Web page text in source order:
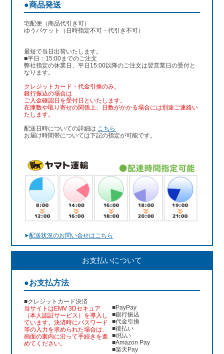
●商品発送
宅配便（商品代引き可）
ゆうパケット（日時指定不可・代引き不可）
最短で当日出荷いたします。
■平日：15:00までのご注文
弊社指定の休業日、平日15:00以降のご注文は翌営業日の受付と
なります。
クレジットカード・代金引換のみ。
銀行振込の場合は
ご入金確認日を受付日といたします。
在庫数や取り寄せの関係上、日数がかかる場合には別途ご連絡い
たします。
配送日時についての詳細は こちら
お届け時間帯については下記の指定が可能です。
➤配送状況のお問い合せはこちら
お支払いについて
●お支払方法
■クレジットカード決済
当サイトはEMV 3Dセキュア
（本人認証サービス）を導入し
ています。決済時にパスワード
等の入力を求められた場合は、
画面の案内に沿って手続きを進
めてください。
■PayPay
■銀行振込
■代金引換
■後払い
■d払い
■Amazon Pay
■楽天Pay